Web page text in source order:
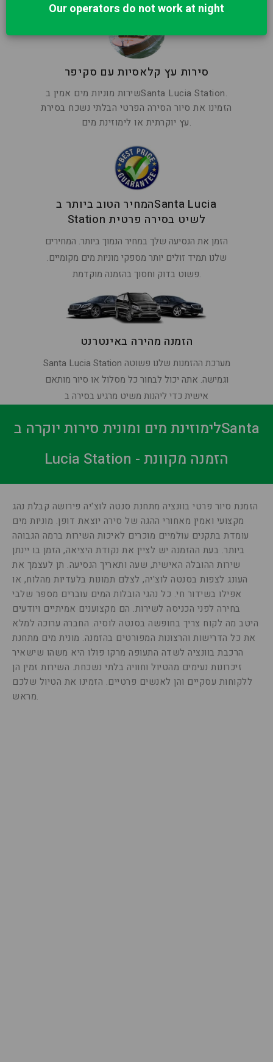
סירות עץ קלאסיות עם סקיפר
שירות מוניות מים אמין בSanta Lucia Station.
הזמינו את סיור הסירה הפרטי הבלתי נשכח בסירת
עץ יוקרתית או לימוזינת מים.
המחיר הטוב ביותר בSanta Lucia
Station לשיט בסירה פרטית
הזמן את הנסיעה שלך במחיר הנמוך ביותר. המחירים
שלנו תמיד זולים יותר מספקי מוניות מים מקומיים.
פשוט בדוק וחסוך בהזמנה מוקדמת.
הזמנה מהירה באינטרנט
Santa Lucia Station מערכת ההזמנות שלנו פשוטה
וגמישה. אתה יכול לבחור כל מסלול או סיור מותאם
אישית כדי ליהנות משיט מרגיע בסירה ב
לימוזינת מים ומונית סירות יוקרה בSanta
Lucia Station - הזמנה מקוונת
הזמנת סיור פרטי בוונציה מתחנת סנטה לוצ'יה פירושה קבלת נהג
מקצועי ואמין מאחורי ההגה של סירה יוצאת דופן. מוניות מים
עומדת בתקנים עולמיים מוכרים לאיכות השירות ברמה הגבוהה
ביותר. בעת ההזמנה יש לציין את נקודת היציאה, הזמן בו יינתן
שירות ההובלה האישית, שעה ותאריך הנסיעה. תן לעצמך את
העונג לצפות בסנטה לוצ'יה, לצלם תמונות בלעדיות מהלוח, או
אפילו בשידור חי. כל נהגי הובלות המים עוברים מספר שלבי
בחירה לפני הכניסה לשירות. הם מקצוענים אמיתיים ויודעים
היטב מה לקוח צריך בחופשה בסנטה לוסיה. החברה ערוכה למלא
את כל הדרישות והרצונות המפורטים בהזמנה. מונית מים מתחנת
הרכבת בוונציה לשדה התעופה מרקו פולו היא משהו שישאיר
זיכרונות נעימים מהטיול וחוויה בלתי נשכחת. השירות זמין הן
ללקוחות עסקיים והן לאנשים פרטיים. הזמינו את הטיול שלכם
מראש.
Our operators do not work at night